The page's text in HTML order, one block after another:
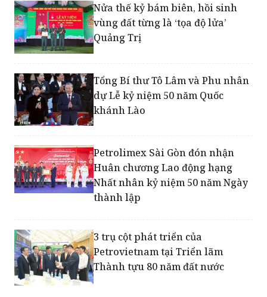
Nửa thế kỷ bám biên, hồi sinh
vùng đất từng là ‘tọa độ lửa’
Quảng Trị
Tổng Bí thư Tô Lâm và Phu nhân
dự Lễ kỷ niệm 50 năm Quốc
khánh Lào
Petrolimex Sài Gòn đón nhận
Huân chương Lao động hạng
Nhất nhân kỷ niệm 50 năm Ngày
thành lập
3 trụ cột phát triển của
Petrovietnam tại Triển lãm
Thành tựu 80 năm đất nước